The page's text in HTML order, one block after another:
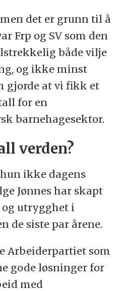
det er grunn til å
Frp og SV som den
både vilje
og ikke minst
gjorde at vi fikk et
for en
barnehagesektor.
verden?
ikke dagens
Jønnes har skapt
utrygghet i
de siste par årene.
Arbeiderpartiet som
gode løsninger for
med